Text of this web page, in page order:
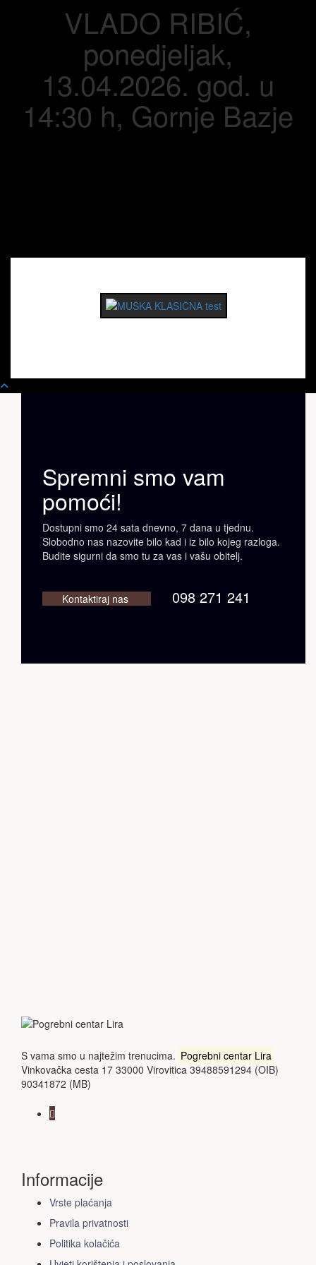
VLADO RIBIĆ,
ponedjeljak,
13.04.2026. god. u
14:30 h, Gornje Bazje
Spremni smo vam
pomoći!
Dostupni smo 24 sata dnevno, 7 dana u tjednu.
Slobodno nas nazovite bilo kad i iz bilo kojeg razloga.
Budite sigurni da smo tu za vas i vašu obitelj.
Kontaktiraj nas 098 271 241
S vama smo u najtežim trenucima. Pogrebni centar Lira
Vinkovačka cesta 17 33000 Virovitica 39488591294 (OIB)
90341872 (MB)
Informacije
Vrste plaćanja
Pravila privatnosti
Politika kolačića